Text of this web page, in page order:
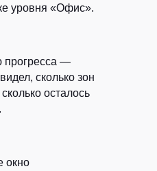
уровня «Офис».
прогресса —
сколько зон
осталось
окно